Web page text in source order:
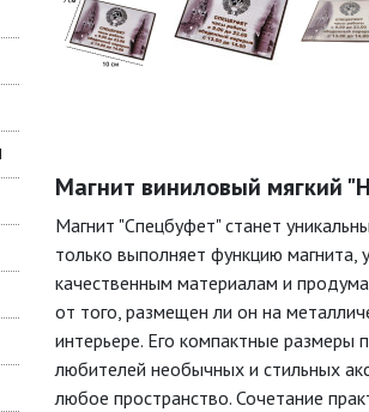
Магнит виниловый мягкий
Магнит "Спецбуфет" станет
только выполняет функцию
качественным материалам и
от того, размещен ли он на
интерьере. Его компактные
любителей необычных и стильных
любое пространство. Сочетание